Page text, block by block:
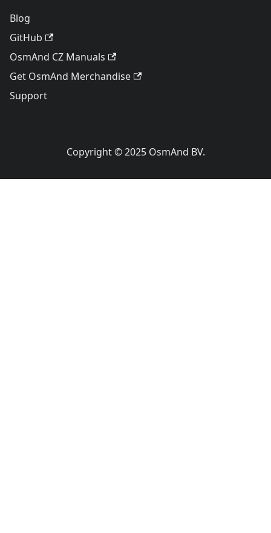
Blog
GitHub
OsmAnd CZ Manuals
Get OsmAnd Merchandise
Support
Copyright © 2025 OsmAnd BV.